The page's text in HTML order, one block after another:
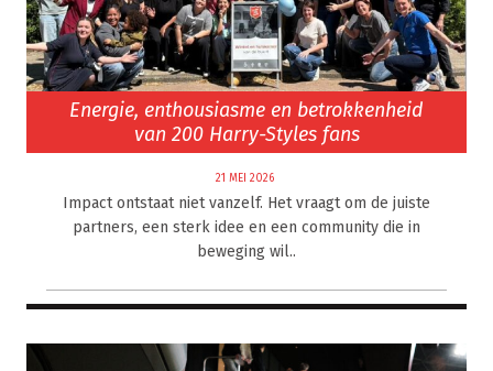
Energie, enthousiasme en betrokkenheid
van 200 Harry-Styles fans
21 MEI 2026
Impact ontstaat niet vanzelf. Het vraagt om de juiste
partners, een sterk idee en een community die in
beweging wil..